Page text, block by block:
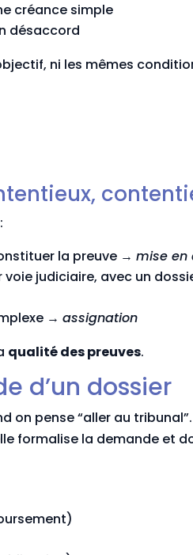
créance simple
désaccord
ni les mêmes
la preuve → mise en
judiciaire, avec un
→ assignation
qualité des preuves.
d’un dossier
pense “aller au tribunal”.
formalise la demande et